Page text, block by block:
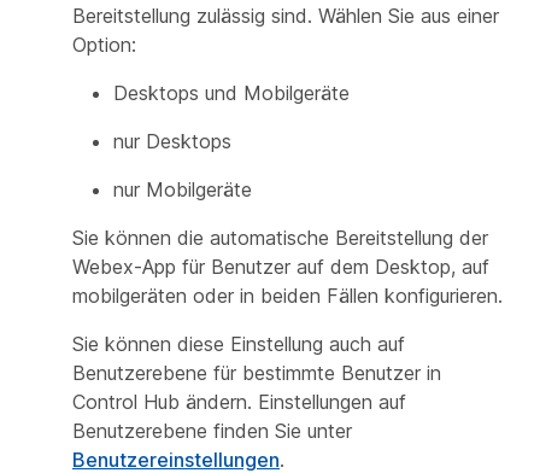
Bereitstellung zulässig sind. Wählen Sie aus einer
Option:
Desktops und Mobilgeräte
nur Desktops
nur Mobilgeräte
Sie können die automatische Bereitstellung der
Webex-App für Benutzer auf dem Desktop, auf
mobilgeräten oder in beiden Fällen konfigurieren.
Sie können diese Einstellung auch auf
Benutzerebene für bestimmte Benutzer in
Control Hub ändern. Einstellungen auf
Benutzerebene finden Sie unter
Benutzereinstellungen.